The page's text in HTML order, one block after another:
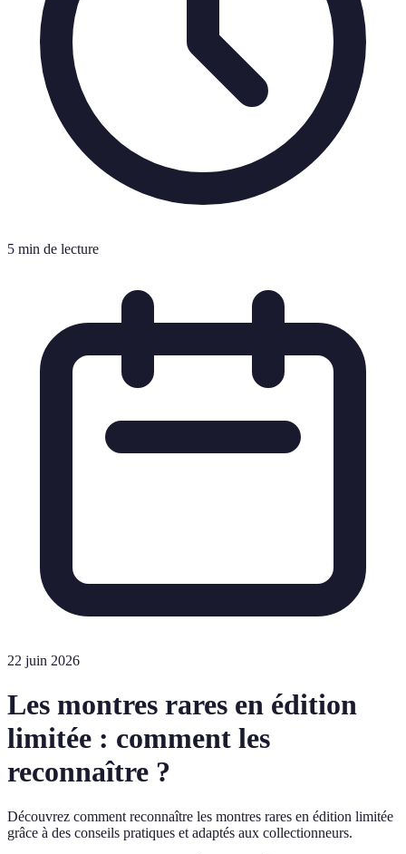
5 min de lecture
22 juin 2026
Les montres rares en édition
limitée : comment les
reconnaître ?
Découvrez comment reconnaître les montres rares en édition limitée
grâce à des conseils pratiques et adaptés aux collectionneurs.